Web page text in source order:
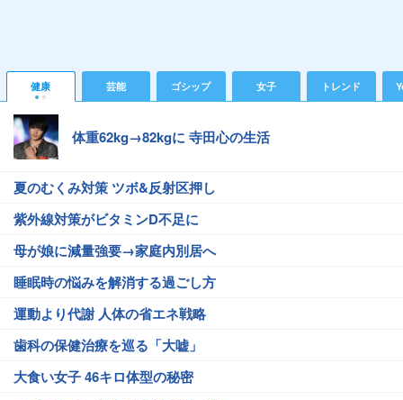
健康 芸能 ゴシップ 女子 トレンド
体重62kg→82kgに 寺田心の生活
夏のむくみ対策 ツボ&反射区押し
紫外線対策がビタミンD不足に
母が娘に減量強要→家庭内別居へ
睡眠時の悩みを解消する過ごし方
運動より代謝 人体の省エネ戦略
歯科の保健治療を巡る「大嘘」
大食い女子 46キロ体型の秘密